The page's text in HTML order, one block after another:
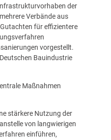
der
Verbände aus
für effizientere
vorgestellt.
Bauindustrie
Maßnahmen
stärkere Nutzung der
von langwierigen
einführen,